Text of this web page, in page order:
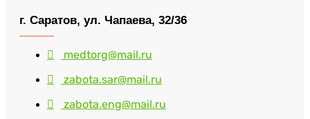
г. Саратов, ул. Чапаева, 32/36
medtorg@mail.ru
zabota.sar@mail.ru
zabota.eng@mail.ru